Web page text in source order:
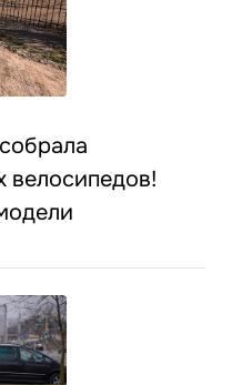
велосипедов!